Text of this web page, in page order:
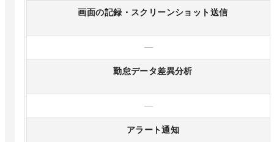
画面の記録・スクリーンショット送信
—
勤怠データ差異分析
—
アラート通知